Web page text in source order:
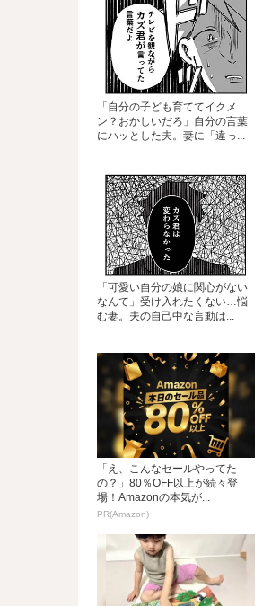
「自分の子ども育ててイクメ
ン？おかしいだろ」自分の言葉
にハッとした夫。妻に「違っ...
「可愛い自分の娘に関心がない
なんて」受け入れたくない…悩
む妻。夫の自己中な言動は...
「え、こんなセールやってた
の？」80％OFF以上が続々登
場！Amazonの本気が...
PR(Amazon)